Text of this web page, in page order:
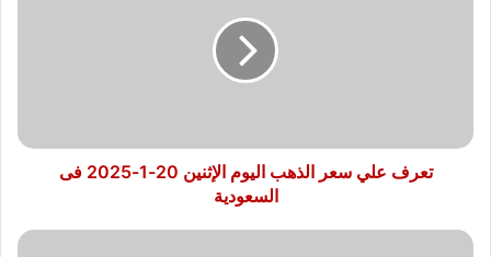
2025
تعرف علي سعر الذهب اليوم الإثنين 20-1-2025 فى
السعودية
"محمد